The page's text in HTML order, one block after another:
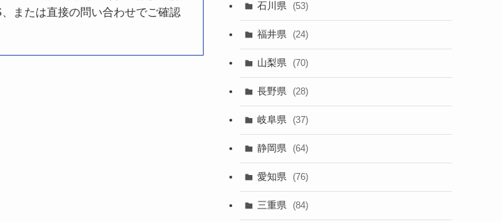
または直接の問い合わせでご確認
石川県 (53)
福井県 (24)
山梨県 (70)
長野県 (28)
岐阜県 (37)
静岡県 (64)
愛知県 (76)
三重県 (84)